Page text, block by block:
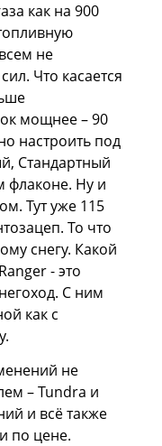
как на 900
не
Что касается
мощнее – 90
настроить под
Стандартный
флаконе. Ну и
Тут уже 115
То что
снегу. Какой
- это
С ним
как с
не
– Tundra и
и всё также
по цене.